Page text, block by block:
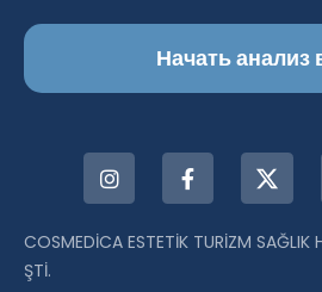
Начать анализ
COSMEDİCA ESTETİK TURİZM SAĞLIK
ŞTİ.